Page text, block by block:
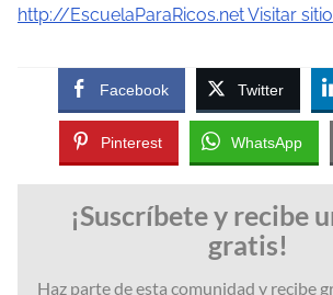
http://EscuelaParaRicos.net Visitar sitio
Facebook Twitter
Pinterest WhatsApp